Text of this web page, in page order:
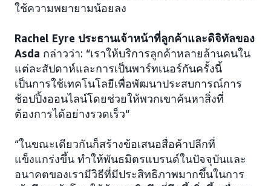
ใช้ความพยายามน้อยลง
Rachel Eyre ประธานเจ้าหน้าที่ลูกค้าและดิจิทัลของ
Asda กล่าวว่า: “เราให้บริการลูกค้าหลายล้านคนใน
แต่ละสัปดาห์และการเป็นพาร์ทเนอร์กันครั้งนี้
เป็นการใช้เทคโนโลยีเพื่อพัฒนาประสบการณ์การ
ช้อปปิ้งออนไลน์โดยช่วยให้พวกเขาค้นหาสิ่งที่
ต้องการได้อย่างรวดเร็ว“
“ในขณะเดียวกันก็สร้างข้อเสนอสื่อค้าปลีกที่
แข็งแกร่งขึ้น ทำให้พันธมิตรแบรนด์ในปัจจุบันและ
อนาคตของเรามีวิธีที่มีประสิทธิภาพมากขึ้นในการ